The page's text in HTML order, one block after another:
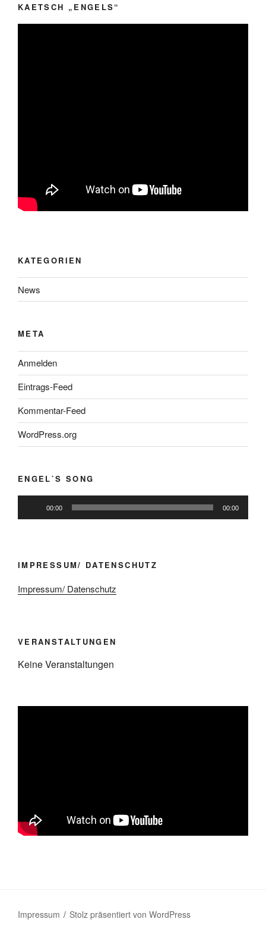
KAETSCH „ENGELS“
KATEGORIEN
News
META
Anmelden
Eintrags-Feed
Kommentar-Feed
WordPress.org
ENGEL`S SONG
00:00 00:00
IMPRESSUM/ DATENSCHUTZ
Impressum/ Datenschutz
VERANSTALTUNGEN
Keine Veranstaltungen
Impressum Stolz präsentiert von WordPress